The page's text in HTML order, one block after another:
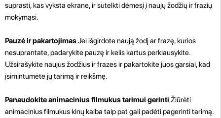
suprasti, kas vyksta ekrane, ir sutelkti dėmesį į naujų žodžių ir frazių
mokymąsi.
Pauzė ir pakartojimasJei išgirdote naują žodį ar frazę, kurios
nesuprantate, padarykite pauzę ir kelis kartus perklausykite.
Užsirašykite naujus žodžius ir frazes ir pakartokite juos garsiai, kad
įsimintumėte jų tarimą ir reikšmę.
Panaudokite animacinius filmukus tarimui gerinti Žiūrėti
animacinius filmukus kinų kalba taip pat gali padėti pagerinti tarimą.